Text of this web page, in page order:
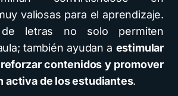
valiosas para el aprendizaje.
letras no solo permiten
también ayudan a estimular
contenidos y promover
activa de los estudiantes.